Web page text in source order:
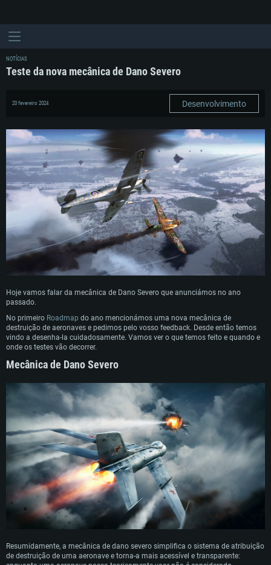
NOTÍCIAS
Teste da nova mecânica de Dano Severo
20 fevereiro 2024 Desenvolvimento
Hoje vamos falar da mecânica de Dano Severo que anunciámos no ano
passado.
No primeiro Roadmap do ano mencionámos uma nova mecânica de
destruição de aeronaves e pedimos pelo vosso feedback. Desde então temos
vindo a desenha-la cuidadosamente. Vamos ver o que temos feito e quando e
onde os testes vão decorrer.
Mecânica de Dano Severo
Resumidamente, a mecânica de dano severo simplifica o sistema de atribuição
de destruição de uma aeronave e torna-a mais acessível e transparente: